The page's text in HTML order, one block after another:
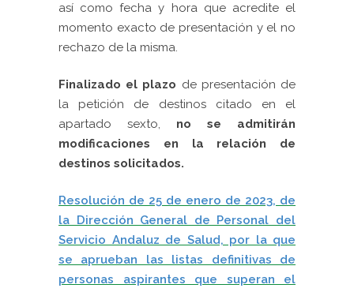
así como fecha y hora que acredite el
momento exacto de presentación y el no
rechazo de la misma.
Finalizado el plazo de presentación de
la petición de destinos citado en el
apartado sexto, no se admitirán
modificaciones en la relación de
destinos solicitados.
Resolución de 25 de enero de 2023, de
la Dirección General de Personal del
Servicio Andaluz de Salud, por la que
se aprueban las listas definitivas de
personas aspirantes que superan el